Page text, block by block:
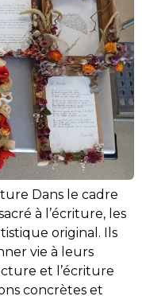
Dans le cadre
à l’écriture, les
original. Ils
vie à leurs
et l’écriture
concrètes et